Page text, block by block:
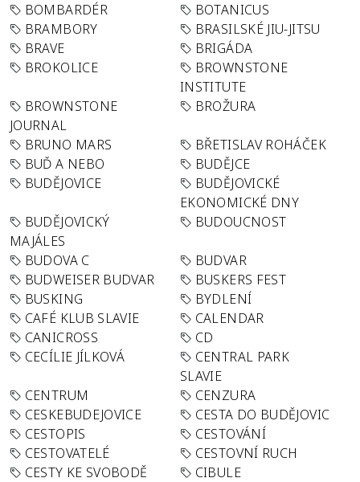
BOMBARDÉR
BOTANICUS
BRAMBORY
BRASILSKÉ JIU-JITSU
BRAVE
BRIGÁDA
BROKOLICE
BROWNSTONE
INSTITUTE
BROWNSTONE
JOURNAL
BROŽURA
BRUNO MARS
BŘETISLAV ROHÁČEK
BUĎ A NEBO
BUDĚJCE
BUDĚJOVICE
BUDĚJOVICKÉ
EKONOMICKÉ DNY
BUDĚJOVICKÝ
MAJÁLES
BUDOUCNOST
BUDOVA C
BUDVAR
BUDWEISER BUDVAR
BUSKERS FEST
BUSKING
BYDLENÍ
CAFÉ KLUB SLAVIE
CALENDAR
CANICROSS
CD
CECÍLIE JÍLKOVÁ
CENTRAL PARK
SLAVIE
CENTRUM
CENZURA
CESKEBUDEJOVICE
CESTA DO BUDĚJOVIC
CESTOPIS
CESTOVÁNÍ
CESTOVATELÉ
CESTOVNÍ RUCH
CESTY KE SVOBODĚ
CIBULE